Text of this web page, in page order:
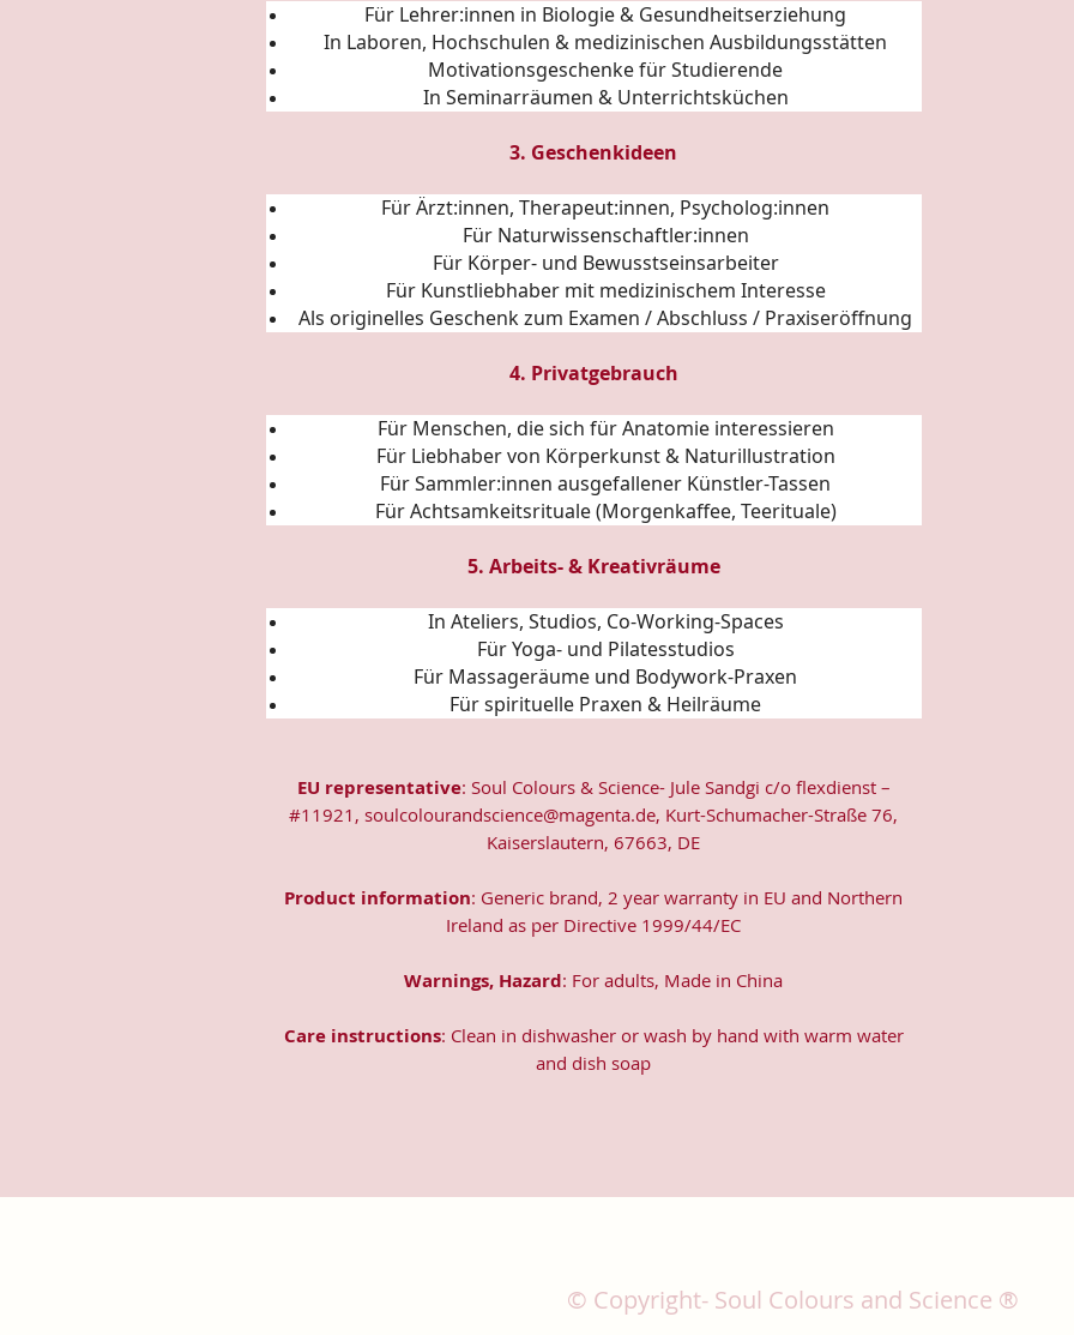
Für Lehrer:innen in Biologie & Gesundheitserziehung
In Laboren, Hochschulen & medizinischen Ausbildungsstätten
Motivationsgeschenke für Studierende
In Seminarräumen & Unterrichtsküchen
3. Geschenkideen
Für Ärzt:innen, Therapeut:innen, Psycholog:innen
Für Naturwissenschaftler:innen
Für Körper- und Bewusstseinsarbeiter
Für Kunstliebhaber mit medizinischem Interesse
Als originelles Geschenk zum Examen / Abschluss / Praxiseröffnung
4. Privatgebrauch
Für Menschen, die sich fürAnatomieinteressieren
Für Liebhaber von Körperkunst & Naturillustration
Für Sammler:innen ausgefallener Künstler-Tassen
Für Achtsamkeitsrituale (Morgenkaffee, Teerituale)
5. Arbeits- & Kreativräume
In Ateliers, Studios, Co-Working-Spaces
Für Yoga- und Pilatesstudios
Für Massageräume und Bodywork-Praxen
Für spirituelle Praxen & Heilräume
EU representative: Soul Colours & Science- Jule Sandgi c/o flexdienst –
#11921, soulcolourandscience@magenta.de, Kurt-Schumacher-Straße 76,
Kaiserslautern, 67663, DE
Product information: Generic brand, 2 year warranty in EU and Northern
Ireland as per Directive 1999/44/EC
Warnings, Hazard: For adults, Made in China
Care instructions: Clean in dishwasher or wash by hand with warm water
and dish soap
© Copyright- Soul Colours and Science ®